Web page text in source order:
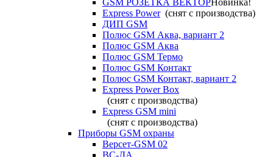
GSM РОЗЕТКА ВЕКТОРНовинка!
Express Power(снят с производства)
ДИП GSM
Полюс GSM Аква, вариант 2
Полюс GSM Аква
Полюс GSM Термо
Полюс GSM Контакт
Полюс GSM Контакт, вариант 2
Express Power Box
(снят с производства)
Express GSM mini
(снят с производства)
Приборы GSM охраны
Версет-GSM 02
ВС-ДА